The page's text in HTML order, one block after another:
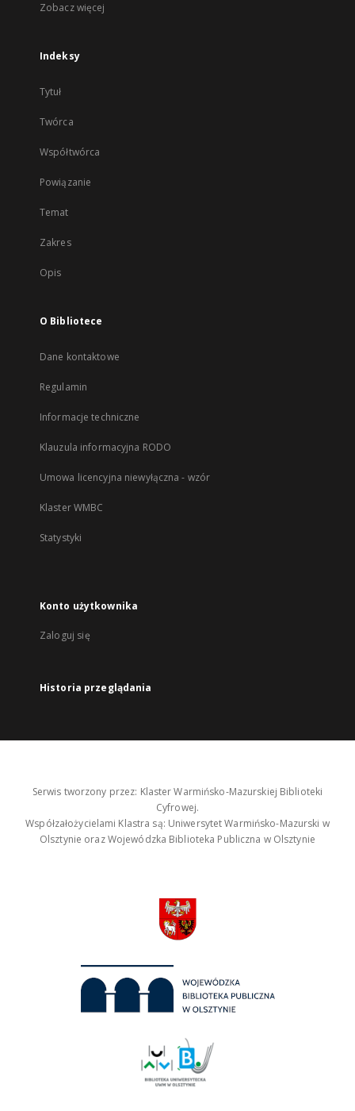
Zobacz więcej
Indeksy
Tytuł
Twórca
Współtwórca
Powiązanie
Temat
Zakres
Opis
O Bibliotece
Dane kontaktowe
Regulamin
Informacje techniczne
Klauzula informacyjna RODO
Umowa licencyjna niewyłączna - wzór
Klaster WMBC
Statystyki
Konto użytkownika
Zaloguj się
Historia przeglądania
Serwis tworzony przez: Klaster Warmińsko-Mazurskiej Biblioteki
Cyfrowej.
Współzałożycielami Klastra są: Uniwersytet Warmińsko-Mazurski w
Olsztynie oraz Wojewódzka Biblioteka Publiczna w Olsztynie